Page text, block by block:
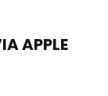
APPLE